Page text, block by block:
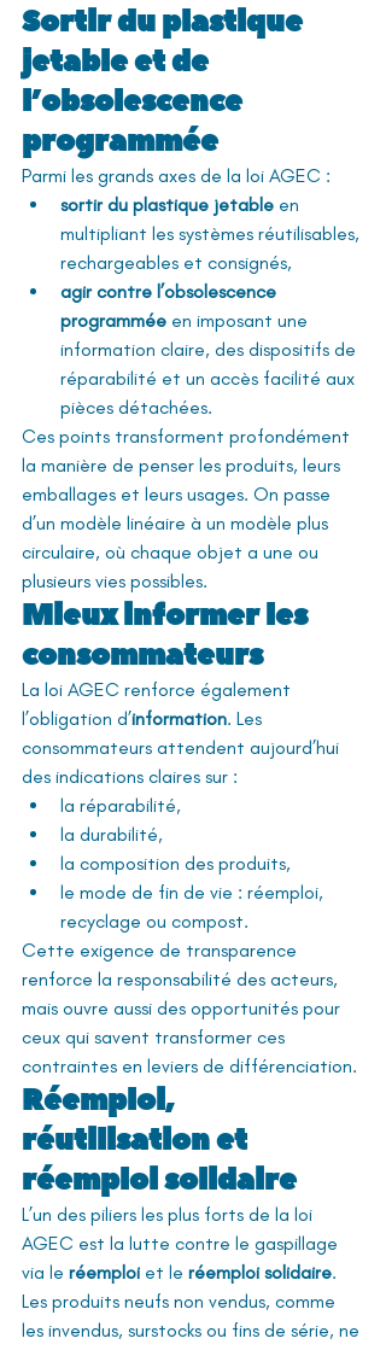
Sortir du plastique
jetable et de
l’obsolescence
programmée
Parmi les grands axes de la loi AGEC :
sortir du plastique jetable en
multipliant les systèmes réutilisables,
rechargeables et consignés,
agir contre l’obsolescence
programmée en imposant une
information claire, des dispositifs de
réparabilité et un accès facilité aux
pièces détachées.
Ces points transforment profondément
la manière de penser les produits, leurs
emballages et leurs usages. On passe
d’un modèle linéaire à un modèle plus
circulaire, où chaque objet a une ou
plusieurs vies possibles.
Mieux informer les
consommateurs
La loi AGEC renforce également
l’obligation d’information. Les
consommateurs attendent aujourd’hui
des indications claires sur :
la réparabilité,
la durabilité,
la composition des produits,
le mode de fin de vie : réemploi,
recyclage ou compost.
Cette exigence de transparence
renforce la responsabilité des acteurs,
mais ouvre aussi des opportunités pour
ceux qui savent transformer ces
contraintes en leviers de différenciation.
Réemploi,
réutilisation et
réemploi solidaire
L’un des piliers les plus forts de la loi
AGEC est la lutte contre le gaspillage
via le réemploi et le réemploi solidaire.
Les produits neufs non vendus, comme
les invendus, surstocks ou fins de série, ne